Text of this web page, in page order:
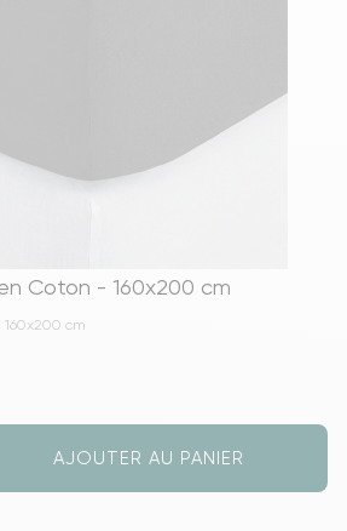
Coton - 160x200 cm
cm
AJOUTER AU PANIER